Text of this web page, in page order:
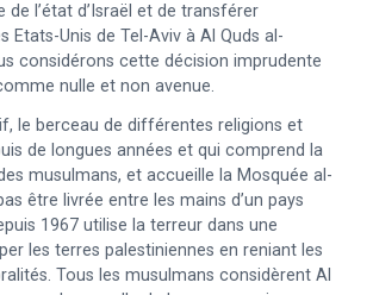
l’état d’Israël et de transférer
Etats-Unis de Tel-Aviv à Al Quds al-
considérons cette décision imprudente
nulle et non avenue.
le berceau de différentes religions et
de longues années et qui comprend la
musulmans, et accueille la Mosquée al-
être livrée entre les mains d’un pays
1967 utilise la terreur dans une
les terres palestiniennes en reniant les
Tous les musulmans considèrent Al